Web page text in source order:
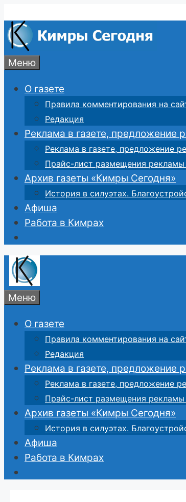
к
содержимому
Меню
О газете
Правила комментирования на
Редакция
Реклама в газете, предложение
Реклама в газете, предложение
Прайс-лист размещения рекламы
Архив газеты «Кимры Сегодня»
История в силуэтах.
Афиша
Работа в Кимрах
Меню
О газете
Правила комментирования на
Редакция
Реклама в газете, предложение
Реклама в газете, предложение
Прайс-лист размещения рекламы
Архив газеты «Кимры Сегодня»
История в силуэтах.
Афиша
Работа в Кимрах